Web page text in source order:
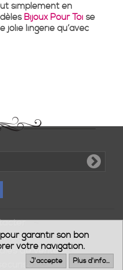
simplement en
Bijoux Pour Toi se
jolie lingerie qu’avec
de vente
garantir son bon
votre navigation.
J'accepte Plus d'info...